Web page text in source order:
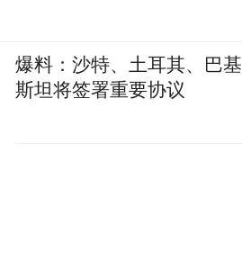
爆料：沙特、土耳其、巴基
斯坦将签署重要协议